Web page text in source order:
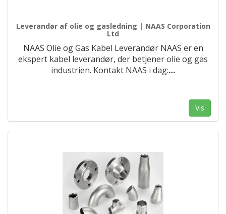
Leverandør af olie og gasledning | NAAS Corporation
Ltd
NAAS Olie og Gas Kabel Leverandør NAAS er en
ekspert kabel leverandør, der betjener olie og gas
industrien. Kontakt NAAS i dag:…
Vis